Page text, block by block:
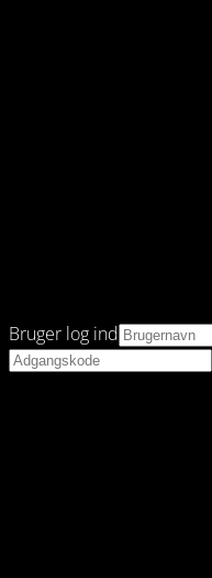
Bruger log ind